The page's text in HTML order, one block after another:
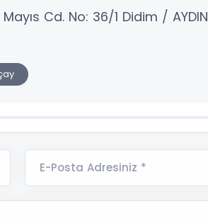
Cd. No: 36/1 Didim / AYDIN
E-Posta Adresiniz *